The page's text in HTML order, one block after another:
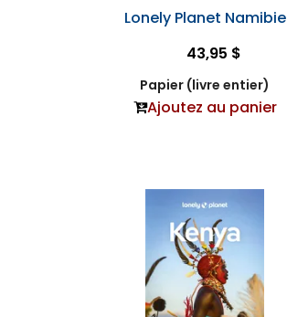
Lonely Planet Namibie
43,95 $
Papier (livre entier)
Ajoutez au panier